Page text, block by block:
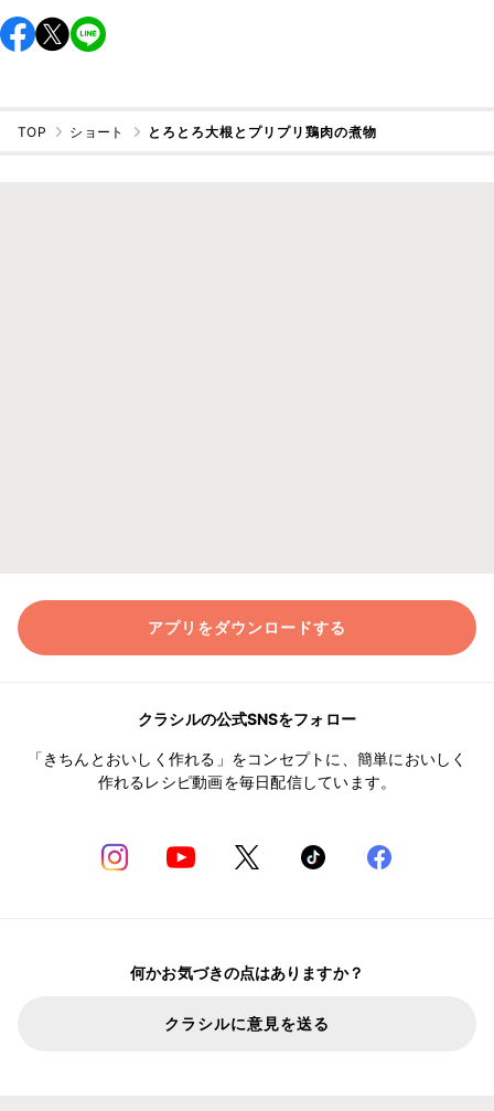
TOP ショート とろとろ大根とプリプリ鶏肉の煮物
アプリをダウンロードする
クラシルの公式SNSをフォロー
「きちんとおいしく作れる」をコンセプトに、簡単においしく
作れるレシピ動画を毎日配信しています。
何かお気づきの点はありますか？
クラシルに意見を送る